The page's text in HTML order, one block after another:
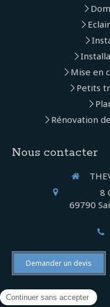
Mise en
Petits
Rénovation
Nous contacter
8
69790
Demander un devis